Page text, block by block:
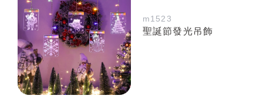
m1523
聖誕節發光吊飾